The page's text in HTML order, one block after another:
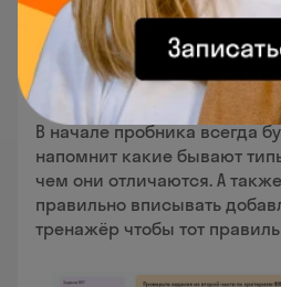
В начале пробника всегда
напомнит какие бывают
чем они отличаются. А
правильно вписывать
тренажёр чтобы тот